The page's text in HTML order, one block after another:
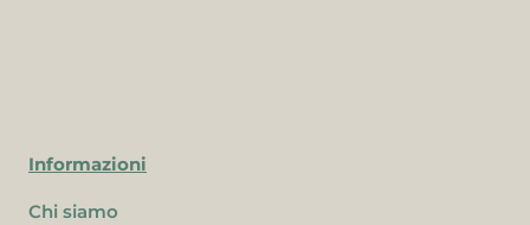
Informazioni
Chi siamo